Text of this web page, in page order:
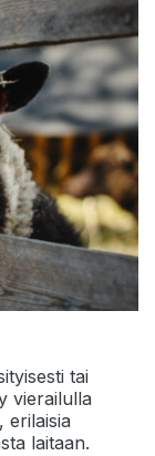
tai
vierailulla
erilaisia
laitaan.